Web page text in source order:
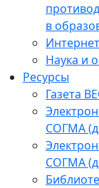
в
Наука и
Ресурсы
Газета
СОГМА
СОГМА